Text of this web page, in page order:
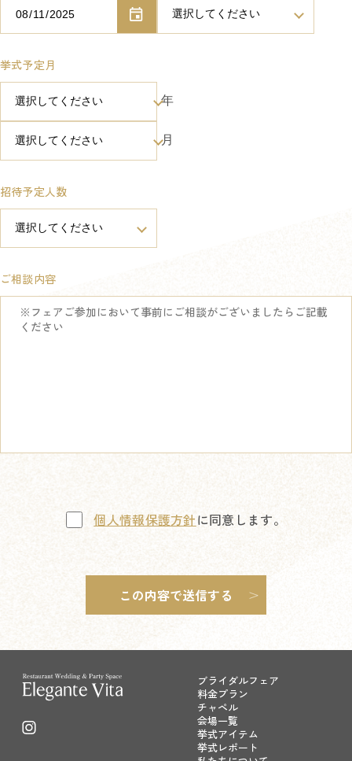
挙式予定月
年
月
招待予定人数
ご相談内容
個人情報保護方針に同意します。
ブライダルフェア
料金プラン
チャペル
会場一覧
挙式アイテム
挙式レポート